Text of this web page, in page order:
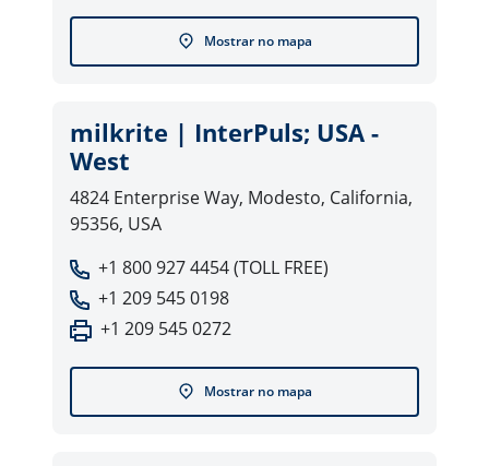
Mostrar no mapa
milkrite | InterPuls; USA -
West
4824 Enterprise Way, Modesto, California,
95356, USA
+1 800 927 4454 (TOLL FREE)
+1 209 545 0198
+1 209 545 0272
Mostrar no mapa